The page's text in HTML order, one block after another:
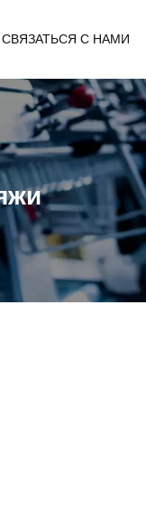
СВЯЗАТЬСЯ С НАМИ